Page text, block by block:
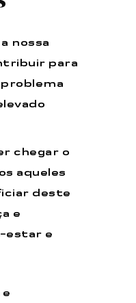
nossa
para
problema
chegar o
aqueles
deste
e
estar e
e